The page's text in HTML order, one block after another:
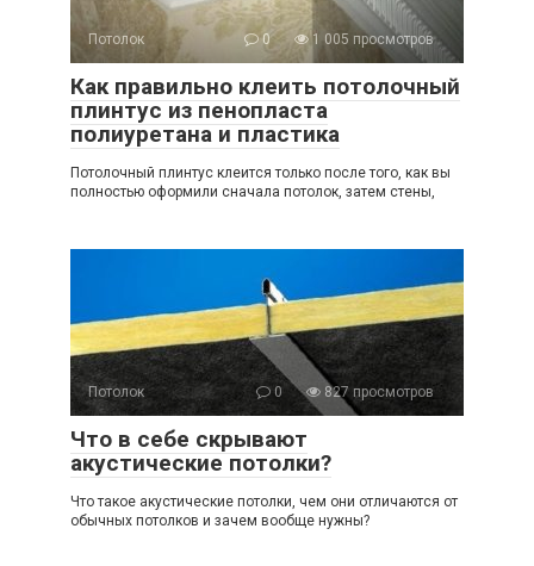
Потолок 0 1 005 просмотров
Как правильно клеить потолочный
плинтус из пенопласта
полиуретана и пластика
Потолочный плинтус клеится только после того, как вы
полностью оформили сначала потолок, затем стены,
Потолок 0 827 просмотров
Что в себе скрывают
акустические потолки?
Что такое акустические потолки, чем они отличаются от
обычных потолков и зачем вообще нужны?